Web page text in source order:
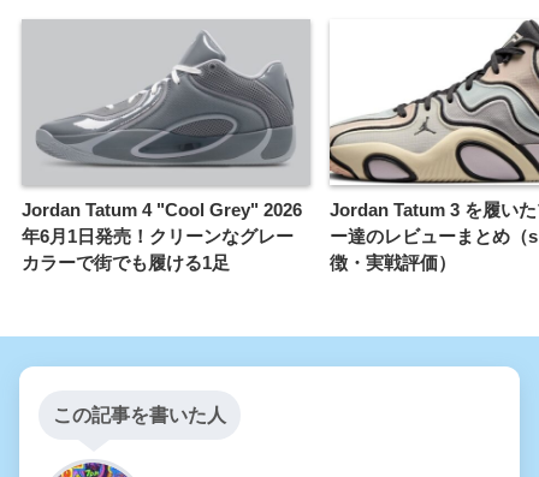
Jordan Tatum 4 "Cool Grey" 2026
年6月1日発売！クリーンなグレー
カラーで街でも履ける1足
Jordan Tatum 3 を履い
ー達のレビューまとめ（
徴・実戦評価）
この記事を書いた人